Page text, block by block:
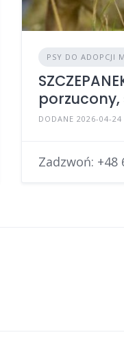
PSY DO ADOPCJI
DODANE 2026-04-24
Zadzwoń: +48